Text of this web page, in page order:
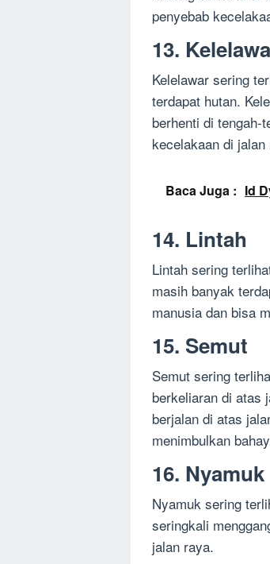
penyebab
13.
Kelelawar sering
terdapat hutan.
berhenti di tengah-
kecelakaan di jalan
Baca Juga : Id
14. Lintah
Lintah sering
masih banyak
manusia dan bisa
15. Semut
Semut sering
berkeliaran di atas
berjalan di atas
menimbulkan
16. Nyamuk
Nyamuk sering
seringkali
jalan raya.